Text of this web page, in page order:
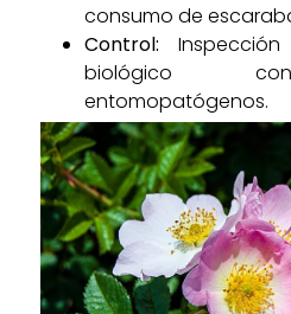
consumo de
Control:
biológico
entomopatógenos.